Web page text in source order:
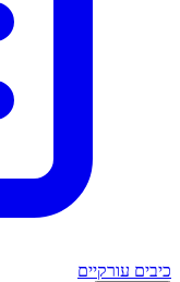
כיבים עורקיים